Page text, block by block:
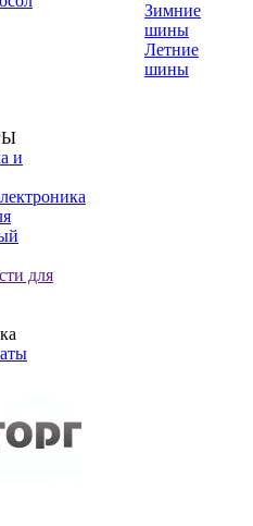
и
для
Зимние
шины
Летние
шины